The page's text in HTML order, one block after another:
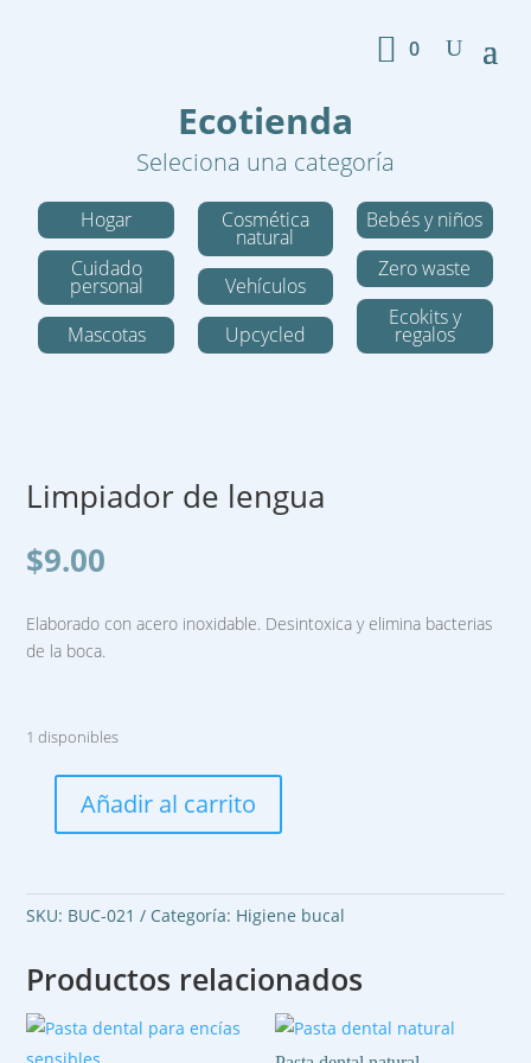
0
Ecotienda
Seleciona una categoría
Hogar
Cuidado
personal
Mascotas
Cosmética
natural
Vehículos
Upcycled
Bebés y niños
Zero waste
Ecokits y
regalos
Limpiador de lengua
$9.00
Elaborado con acero inoxidable. Desintoxica y elimina bacterias
de la boca.
1 disponibles
Limpiador
cantidad
Añadir al carrito
SKU: BUC-021 Categoría: Higiene bucal
Productos relacionados